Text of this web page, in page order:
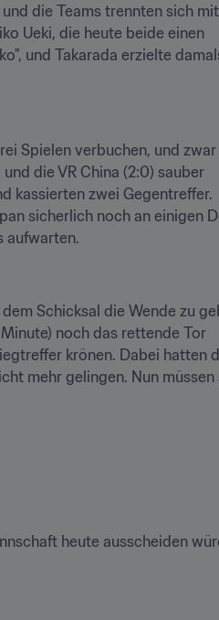
die Teams trennten sich mit
Ueki, die heute beide einen
und Takarada erzielte
Spielen verbuchen, und
die VR China (2:0) sauber
kassierten zwei Gegentreffer.
sicherlich noch an einigen
aufwarten.
Schicksal die Wende zu
noch das rettende Tor
krönen. Dabei hatten
mehr gelingen. Nun müssen